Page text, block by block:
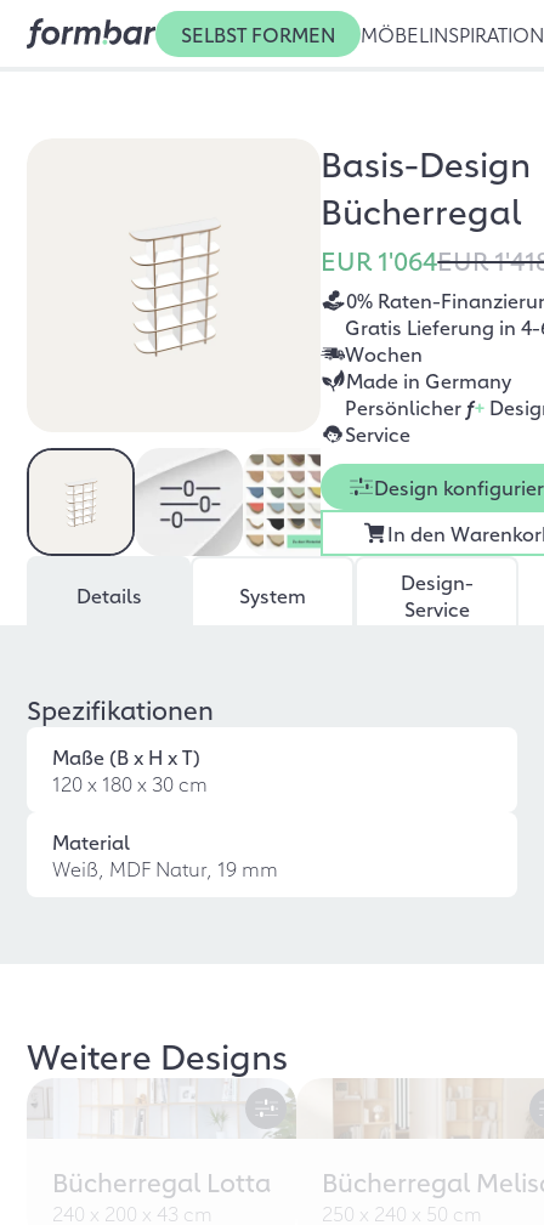
SELBST FORMEN MÖBEL INSPIRATION
Basis-Design
Bücherregal
EUR 1'064EUR
0% Raten-
Gratis Lieferung in 4-
Wochen
Made in Germany
Persönlicher f+
Service
Design
In den
Details System
Design-
Service
Spezifikationen
Maße (B x H x T)
120 x 180 x 30 cm
Material
Weiß, MDF Natur, 19 mm
Weitere Designs
Bücherregal Lotta
240 x 200 x 43 cm
Bücherregal
250 x 240 x 50 cm